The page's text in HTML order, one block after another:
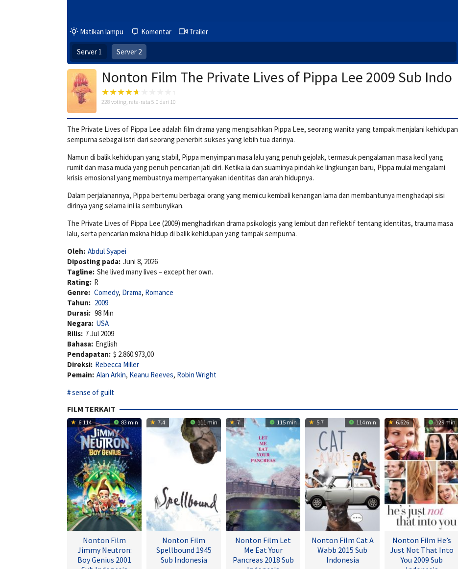
Matikan lampu Komentar Trailer
Server 1 Server 2
Nonton Film The Private Lives of Pippa Lee 2009 Sub Indo
228 voting, rata-rata 5.0 dari 10
The Private Lives of Pippa Lee adalah film drama yang mengisahkan Pippa Lee, seorang wanita yang tampak menjalani kehidupan
sempurna sebagai istri dari seorang penerbit sukses yang lebih tua darinya.
Namun di balik kehidupan yang stabil, Pippa menyimpan masa lalu yang penuh gejolak, termasuk pengalaman masa kecil yang
rumit dan masa muda yang penuh pencarian jati diri. Ketika ia dan suaminya pindah ke lingkungan baru, Pippa mulai mengalami
krisis emosional yang membuatnya mempertanyakan identitas dan arah hidupnya.
Dalam perjalanannya, Pippa bertemu berbagai orang yang memicu kembali kenangan lama dan membantunya menghadapi sisi
dirinya yang selama ini ia sembunyikan.
The Private Lives of Pippa Lee (2009) menghadirkan drama psikologis yang lembut dan reflektif tentang identitas, trauma masa
lalu, serta pencarian makna hidup di balik kehidupan yang tampak sempurna.
Oleh: Abdul Syapei
Diposting pada: Juni 8, 2026
Tagline: She lived many lives – except her own.
Rating: R
Genre: Comedy, Drama, Romance
Tahun: 2009
Durasi: 98 Min
Negara: USA
Rilis: 7 Jul 2009
Bahasa: English
Pendapatan: $ 2.860.973,00
Direksi: Rebecca Miller
Pemain: Alan Arkin, Keanu Reeves, Robin Wright
sense of guilt
FILM TERKAIT
6.114 83 min
Nonton Film
Jimmy Neutron:
Boy Genius 2001
7.4 111 min
Nonton Film
Spellbound 1945
Sub Indonesia
7 115 min
Nonton Film Let
Me Eat Your
Pancreas 2018 Sub
5.7 114 min
Nonton Film Cat A
Wabb 2015 Sub
Indonesia
6.626 129 min
Nonton Film He’s
Just Not That Into
You 2009 Sub